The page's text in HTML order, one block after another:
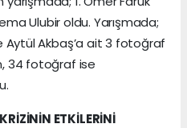
Ulubir oldu. Yarışmada;
Aytül Akbaş’a ait 3 fotoğraf
34 fotoğraf ise
ETKİLERİNİ